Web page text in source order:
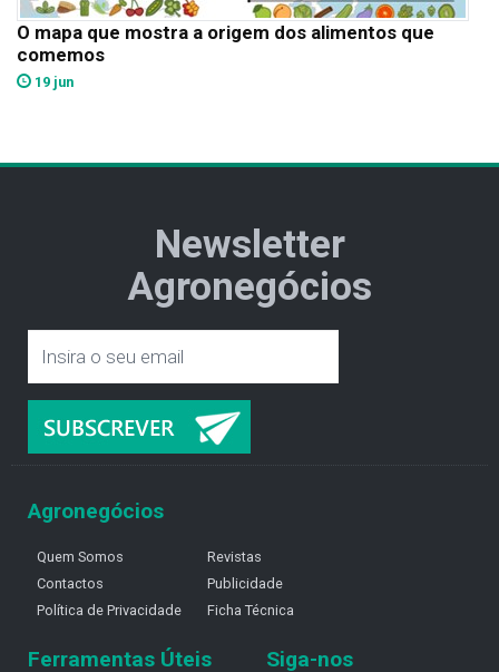
O mapa que mostra a origem dos alimentos que
comemos
19 jun
Newsletter
Agronegócios
Agronegócios
Quem Somos
Contactos
Política de Privacidade
Revistas
Publicidade
Ficha Técnica
Ferramentas Úteis Siga-nos